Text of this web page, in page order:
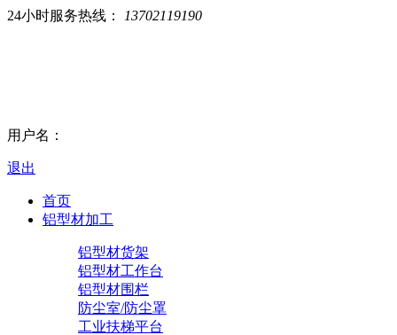
24小时服务热线： 13702119190
用户名：
退出
首页
铝型材加工
铝型材货架
铝型材工作台
铝型材围栏
防尘室/防尘罩
工业扶梯平台